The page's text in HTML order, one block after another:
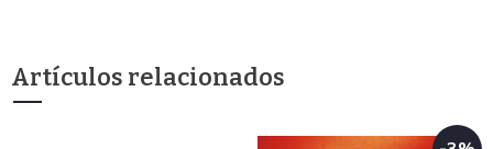
Artículos relacionados